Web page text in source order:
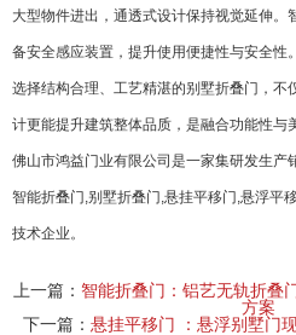
大型物件进出，通透式设计保持视觉延伸
备安全感应装置，提升使用便捷性与安全性。
选择结构合理、工艺精湛的别墅折叠门，不
计更能提升建筑整体品质，是融合功能性与
佛山市鸿益门业有限公司是一家集研发生产
智能折叠门,别墅折叠门,悬挂平移门,悬浮平
技术企业。
上一篇： 智能折叠门：铝艺无轨折叠
方案
下一篇： 悬挂平移门 ：悬浮别墅门